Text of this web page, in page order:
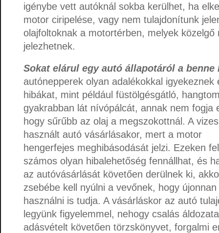
igénybe vett autóknál sokba kerülhet, ha
motor ciripelése, vagy nem tulajdonítunk
olajfoltoknak a motortérben, melyek közelgő
jelezhetnek.
Sokat elárul egy autó állapotáról a benne
autónepperek olyan adalékokkal igyekeznek
hibákat, mint például füstölgésgátló,
gyakrabban lát nívópálcát, annak nem fogja
hogy sűrűbb az olaj a megszokottnál. A
használt autó vásárlásakor, mert a motor
hengerfejes meghibásodását jelzi. Ezeken
számos olyan hibalehetőség fennállhat, és
az autóvásárlását követően derülnek ki,
zsebébe kell nyúlni a vevőnek, hogy
használni is tudja. A vásárláskor az autó
legyünk figyelemmel, nehogy csalás
adásvételt követően törzskönyvet, forgalmi